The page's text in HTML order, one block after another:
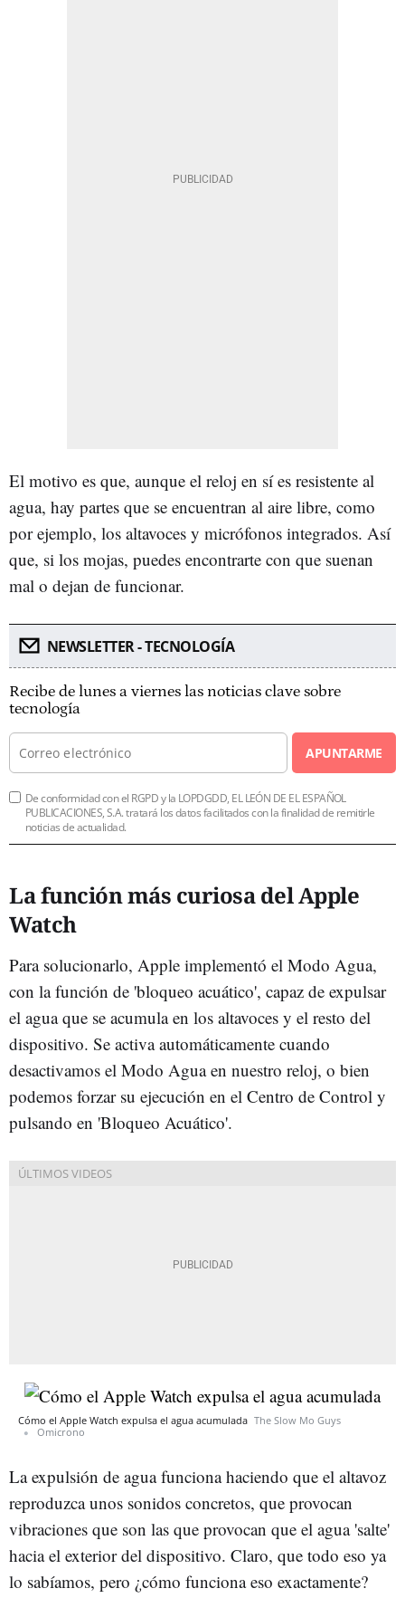
El motivo es que, aunque el reloj en sí es resistente al
agua, hay partes que se encuentran al aire libre, como
por ejemplo, los altavoces y micrófonos integrados. Así
que, si los mojas, puedes encontrarte con que suenan
mal o dejan de funcionar.
NEWSLETTER - TECNOLOGÍA
Recibe de lunes a viernes las noticias clave sobre
tecnología
APUNTARME
De conformidad con el RGPD y la LOPDGDD, EL LEÓN DE EL ESPAÑOL
PUBLICACIONES, S.A. tratará los datos facilitados con la finalidad de remitirle
noticias de actualidad.
La función más curiosa del Apple
Watch
Para solucionarlo, Apple implementó el Modo Agua,
con la función de 'bloqueo acuático', capaz de expulsar
el agua que se acumula en los altavoces y el resto del
dispositivo. Se activa automáticamente cuando
desactivamos el Modo Agua en nuestro reloj, o bien
podemos forzar su ejecución en el Centro de Control y
pulsando en 'Bloqueo Acuático'.
Cómo el Apple Watch expulsa el agua acumulada The Slow Mo Guys
Omicrono
La expulsión de agua funciona haciendo que el altavoz
reproduzca unos sonidos concretos, que provocan
vibraciones que son las que provocan que el agua 'salte'
hacia el exterior del dispositivo. Claro, que todo eso ya
lo sabíamos, pero ¿cómo funciona eso exactamente?